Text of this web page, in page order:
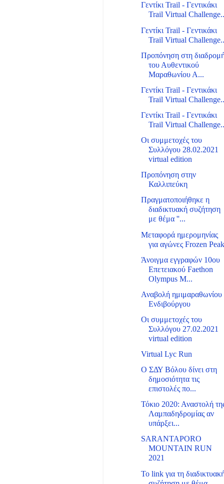
Γεντίκι Trail - Γεντικάκι
Trail Virtual
Γεντίκι Trail - Γεντικάκι
Trail Virtual
Προπόνηση στη
του Αυθεντικού
Μαραθωνίου Α...
Γεντίκι Trail - Γεντικάκι
Trail Virtual
Γεντίκι Trail - Γεντικάκι
Trail Virtual
Οι συμμετοχές του
Συλλόγου 28.02.2021
virtual edition
Προπόνηση στην
Καλλιπεύκη
Πραγματοποιήθηκε η
διαδικτυακή συζήτηση
με θέμα ''...
Μεταφορά ημερομηνίας
για αγώνες Frozen
Άνοιγμα εγγραφών 10ου
Επετειακού Faethon
Olympus M...
Αναβολή ημιμαραθωνίου
Ενδιβούργου
Οι συμμετοχές του
Συλλόγου 27.02.2021
virtual edition
Virtual Lyc Run
Ο ΣΔΥ Βόλου δίνει στη
δημοσιότητα τις
επιστολές πο...
Τόκιο 2020: Αναστολή
Λαμπαδηδρομίας αν
υπάρξει...
SARANTAPORO
MOUNTAIN RUN
2021
Το link για τη